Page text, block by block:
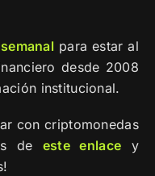
para estar al
desde 2008
institucional.
con criptomonedas
de este enlace y